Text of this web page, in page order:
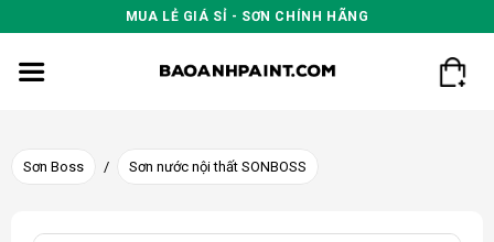
to
content
MUA LẺ GIÁ SỈ - SƠN CHÍNH HÃNG
Sơn Boss / Sơn nước nội thất SONBOSS